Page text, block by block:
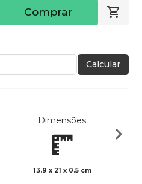
Comprar
Calcular
Dimensões
13.9 x 21 x 0.5 cm